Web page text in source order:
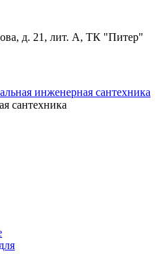
д. 21, лит. А, ТК "Питер"
сантехника